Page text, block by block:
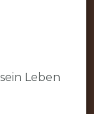
Leben